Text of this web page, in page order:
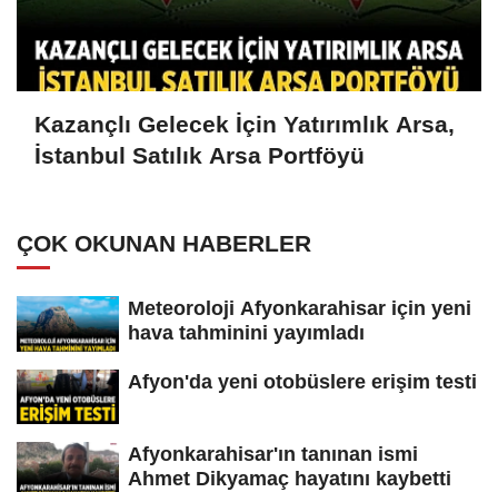
Kazançlı Gelecek İçin Yatırımlık Arsa,
İstanbul Satılık Arsa Portföyü
ÇOK OKUNAN HABERLER
Meteoroloji Afyonkarahisar için yeni
hava tahminini yayımladı
Afyon'da yeni otobüslere erişim testi
Afyonkarahisar'ın tanınan ismi
Ahmet Dikyamaç hayatını kaybetti